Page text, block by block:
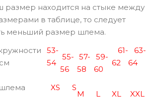
размер находится на стыке между
в таблице, то следует
меньший размер шлема.
53-
54
55-
56
57-
58
59-
60
61-
62
63-
64
XS S
M L XL XXL